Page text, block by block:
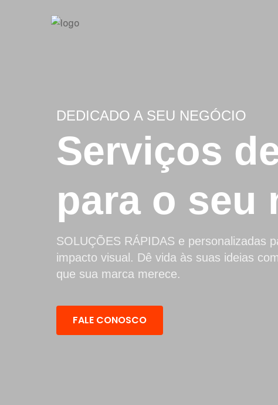
DEDICADO A SEU NEGÓCIO
Serviços
para o seu
SOLUÇÕES RÁPIDAS e personalizadas
impacto visual. Dê vida às suas ideias
que sua marca merece.
FALE CONOSCO